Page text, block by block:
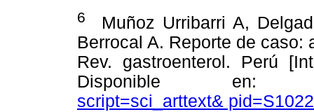
6
Muñoz Urribarri A,
Berrocal A. Reporte de
Rev. gastroenterol. Perú
Disponible
script=sci_arttext&